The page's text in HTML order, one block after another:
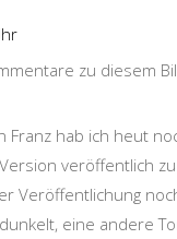
zu diesem
hab ich heut
veröffentlich
Veröffentlichung
eine andere